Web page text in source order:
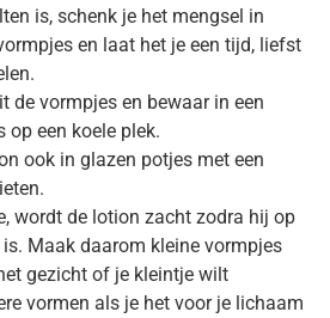
is, schenk je het mengsel in
en laat het je een tijd, liefst
de vormpjes en bewaar in een
op een koele plek.
ook in glazen potjes met een
wordt de lotion zacht zodra hij op
Maak daarom kleine vormpjes
gezicht of je kleintje wilt
vormen als je het voor je lichaam